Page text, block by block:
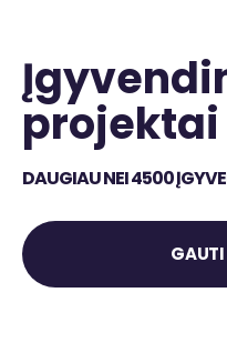
projektai
DAUGIAU NEI 4500